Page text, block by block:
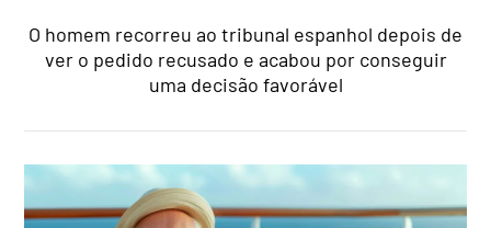
O homem recorreu ao tribunal espanhol depois de
ver o pedido recusado e acabou por conseguir
uma decisão favorável